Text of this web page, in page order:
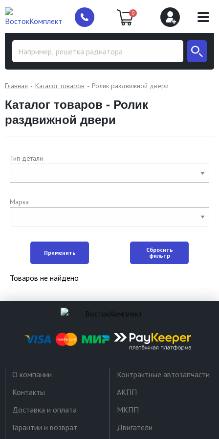
0
Главная Каталог товаров Ролик раздвижной двери
Каталог товаров - Ролик
раздвижной двери
Тип детали
Марка
Применить
Сбросить
фильтр
Товаров не найдено
О компании
Контакты
Доставка и оплата
Гарантии и возврат
Контрактные автозапчасти
АКПП
МКПП
Двигатели